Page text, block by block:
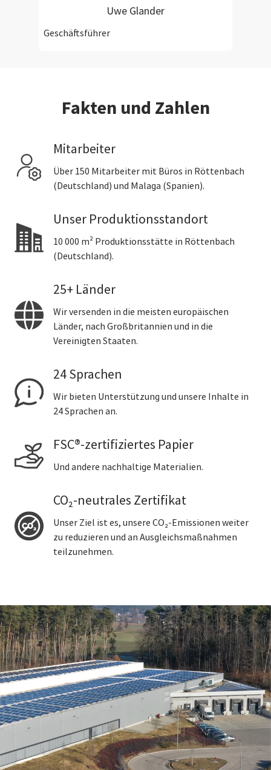
Uwe Glander
Geschäftsführer
Fakten und Zahlen
Mitarbeiter
Über 150 Mitarbeiter mit Büros in Röttenbach
(Deutschland) und Malaga (Spanien).
Unser Produktionsstandort
10 000 m² Produktionsstätte in Röttenbach
(Deutschland).
25+ Länder
Wir versenden in die meisten europäischen
Länder, nach Großbritannien und in die
Vereinigten Staaten.
24 Sprachen
Wir bieten Unterstützung und unsere Inhalte in
24 Sprachen an.
FSC®-zertifiziertes Papier
Und andere nachhaltige Materialien.
CO₂-neutrales Zertifikat
Unser Ziel ist es, unsere CO₂-Emissionen weiter
zu reduzieren und an Ausgleichsmaßnahmen
teilzunehmen.